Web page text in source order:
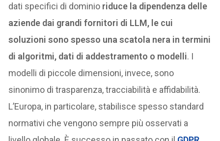
dati specifici di dominio riduce la dipendenza delle
aziende dai grandi fornitori di LLM, le cui
soluzioni sono spesso una scatola nera in termini
di algoritmi, dati di addestramento o modelli. I
modelli di piccole dimensioni, invece, sono
sinonimo di trasparenza, tracciabilità e affidabilità.
L’Europa, in particolare, stabilisce spesso standard
normativi che vengono sempre più osservati a